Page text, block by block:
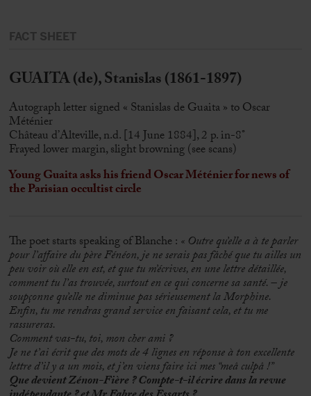
FACT SHEET
GUAITA (de), Stanislas (1861-1897)
Autograph letter signed « Stanislas de Guaita » to Oscar
Méténier
Château d’Alteville, n.d. [14 June 1884], 2 p. in-8°
Frayed lower margin, slight browning (see scans)
Young Guaita asks his friend Oscar Méténier for news of
the Parisian occultist circle
The poet starts speaking of Blanche : « Outre qu’elle a à te parler
pour l’affaire du père Fénéon, je ne serais pas fâché que tu ailles un
peu voir où elle en est, et que tu m’écrives, en une lettre détaillée,
comment tu l’as trouvée, surtout en ce qui concerne sa santé. – je
soupçonne qu’elle ne diminue pas sérieusement la Morphine.
Enfin, tu me rendras grand service en faisant cela, et tu me
rassureras.
Comment vas-tu, toi, mon cher ami ?
Je ne t’ai écrit que des mots de 4 lignes en réponse à ton excellente
lettre d’il y a un mois, et j’en viens faire ici mes “meâ culpâ !”
Que devient Zénon-Fière ? Compte-t-il écrire dans la revue